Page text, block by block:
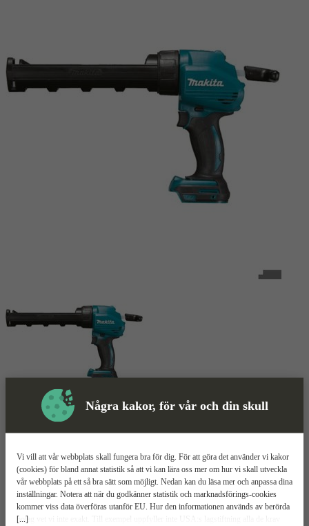
Några kakor, för vår och din skull
[...]
Vi vill att vår webbplats skall fungera bra för dig. För att göra det använder vi kakor
(cookies) för bland annat statistik så att vi kan lära oss mer om hur vi skall utveckla
vår webbplats på ett så bra sätt som möjligt. Nedan kan du läsa mer och anpassa dina
inställningar. Notera att när du godkänner statistik och marknadsförings-cookies
kommer viss data överföras utanför EU. Hur den informationen används av berörda
bolag vet vi inte exakt. Till exempel uppfyller inte USA:s lagstiftning alla de krav